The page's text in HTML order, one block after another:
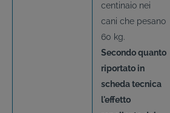
centinaio nei
cani che pesano
60 kg.
Secondo quanto
riportato in
scheda tecnica
l'effetto